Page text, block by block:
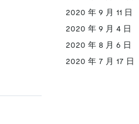
2020 年 9 月 11 日
2020 年 9 月 4 日
2020 年 8 月 6 日
2020 年 7 月 17 日